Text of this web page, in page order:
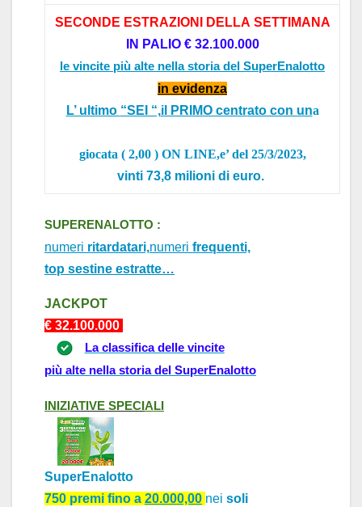
SECONDE ESTRAZIONI DELLA SETTIMANA
IN PALIO € 32.100.000
le vincite più alte nella storia del SuperEnalotto
in evidenza
L’ ultimo “SEI “,il PRIMO centrato con una
giocata ( 2,00 ) ON LINE,e’ del 25/3/2023,
vinti 73,8 milioni di euro.
SUPERENALOTTO :
numeri ritardatari,numeri frequenti,
top sestine estratte…
JACKPOT
€ 32.100.000
La classifica delle vincite
più alte nella storia del SuperEnalotto
INIZI ATIVE SPECI ALI
SuperEnalotto
750 premi fino a 20.000,00 nei soli